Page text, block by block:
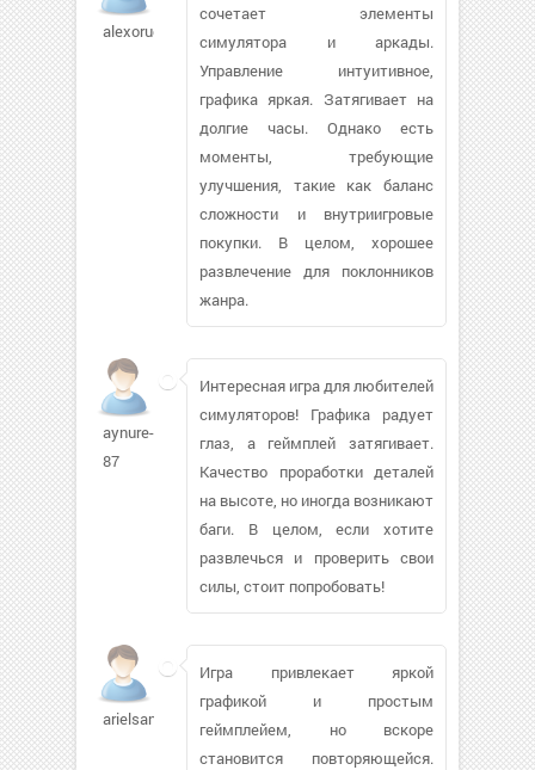
alexorud
сочетает элементы
симулятора и аркады.
Управление интуитивное,
графика яркая. Затягивает на
долгие часы. Однако есть
моменты, требующие
улучшения, такие как баланс
сложности и внутриигровые
покупки. В целом, хорошее
развлечение для поклонников
жанра.
aynure-
87
Интересная игра для любителей
симуляторов! Графика радует
глаз, а геймплей затягивает.
Качество проработки деталей
на высоте, но иногда возникают
баги. В целом, если хотите
развлечься и проверить свои
силы, стоит попробовать!
arielsan
Игра привлекает яркой
графикой и простым
геймплейем, но вскоре
становится повторяющейся.